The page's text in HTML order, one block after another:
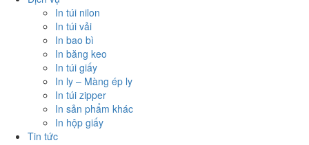
In túi nilon
In túi vải
In bao bì
In băng keo
In túi giấy
In ly – Màng ép ly
In túi zipper
In sản phẩm khác
In hộp giấy
Tin tức